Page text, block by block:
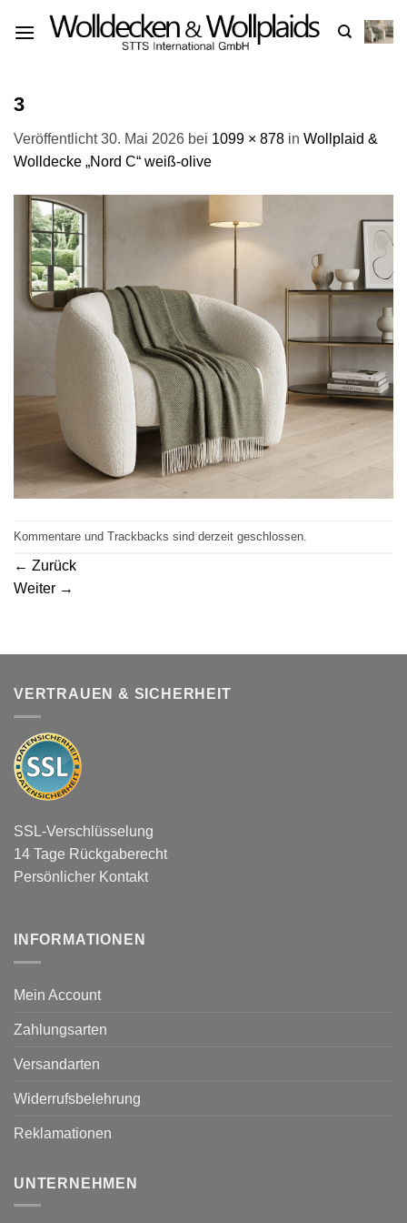
Inhalt
3
Veröffentlicht30. Mai 2026 bei 1099 × 878 in Wollplaid &
Wolldecke „Nord C“ weiß-olive
Kommentare und Trackbacks sind derzeit geschlossen.
← Zurück
Weiter →
VERTRAUEN & SICHERHEIT
SSL-Verschlüsselung
14 Tage Rückgaberecht
Persönlicher Kontakt
INFORMATIONEN
Mein Account
Zahlungsarten
Versandarten
Widerrufsbelehrung
Reklamationen
UNTERNEHMEN